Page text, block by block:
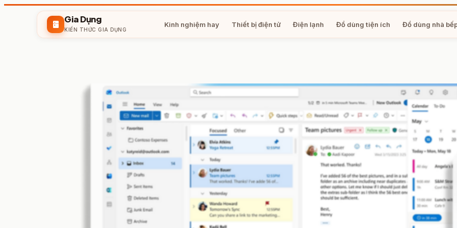
kitchen Gia Dụng
KIẾN THỨC GIA DỤNG
Kinh nghiệm hay Thiết bị điện tử Điện lạnh Đồ dùng tiện ích Đồ dùng nhà